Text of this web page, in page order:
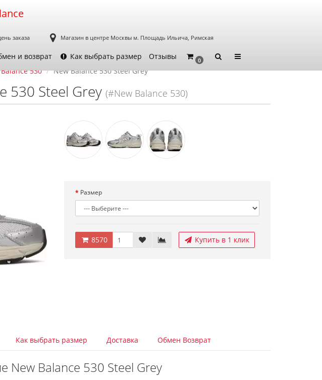
заказа Магазин в центре Москвы м. Площадь Ильича, Римская
и возврат Как выбрать размер Отзывы 0
530 New Balance 530 Steel Grey
530 Steel Grey (#New Balance 530)
Размер
8570 Купить в 1 клик
Как выбрать размер Доставка Обмен Возврат
New Balance 530 Steel Grey